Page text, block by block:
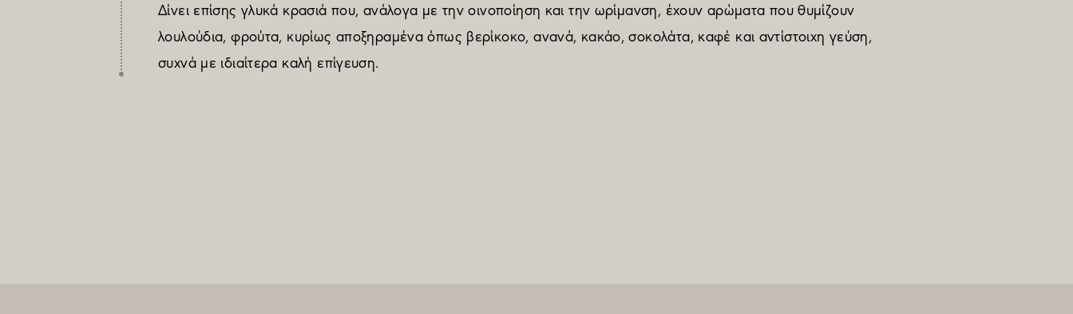
Δίνει επίσης γλυκά κρασιά που, ανάλογα με την οινοποίηση και την ωρίμανση, έχουν αρώματα που θυμίζουν
λουλούδια, φρούτα, κυρίως αποξηραμένα όπως βερίκοκο, ανανά, κακάο, σοκολάτα, καφέ και αντίστοιχη γεύση,
συχνά με ιδιαίτερα καλή επίγευση.